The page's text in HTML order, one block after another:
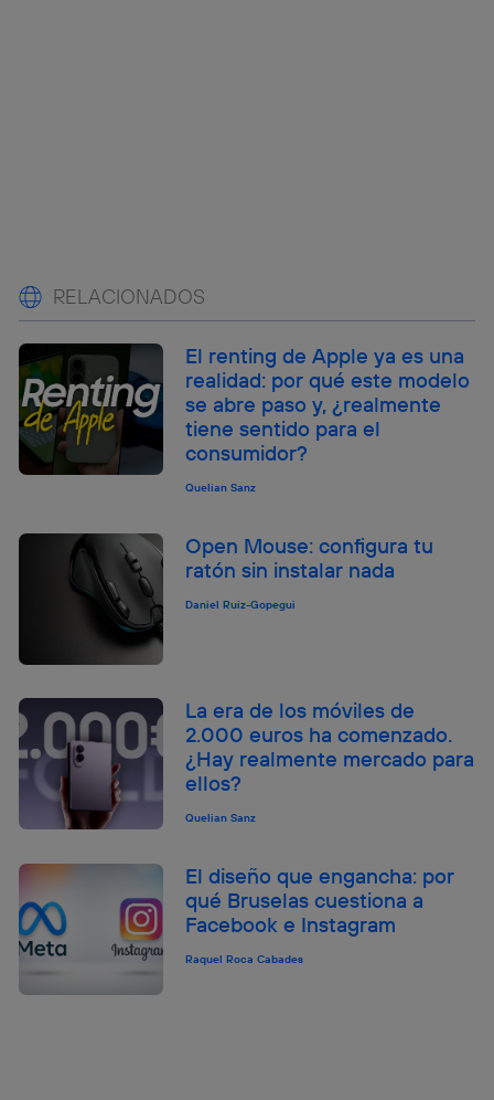
RELACIONADOS
El renting de Apple ya es una
realidad: por qué este modelo
se abre paso y, ¿realmente
tiene sentido para el
consumidor?
Quelian Sanz
Open Mouse: configura tu
ratón sin instalar nada
Daniel Ruiz-Gopegui
La era de los móviles de
2.000 euros ha comenzado.
¿Hay realmente mercado para
ellos?
Quelian Sanz
El diseño que engancha: por
qué Bruselas cuestiona a
Facebook e Instagram
Raquel Roca Cabades